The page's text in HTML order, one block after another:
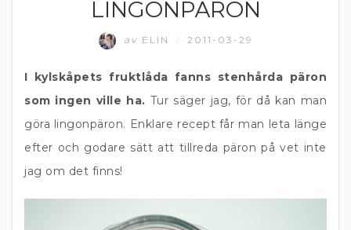
LINGONPÄRON
av ELIN 2011-03-29
I kylskåpets fruktlåda fanns stenhårda päron
som ingen ville ha. Tur säger jag, för då kan man
göra lingonpäron. Enklare recept får man leta länge
efter och godare sätt att tillreda päron på vet inte
jag om det finns!